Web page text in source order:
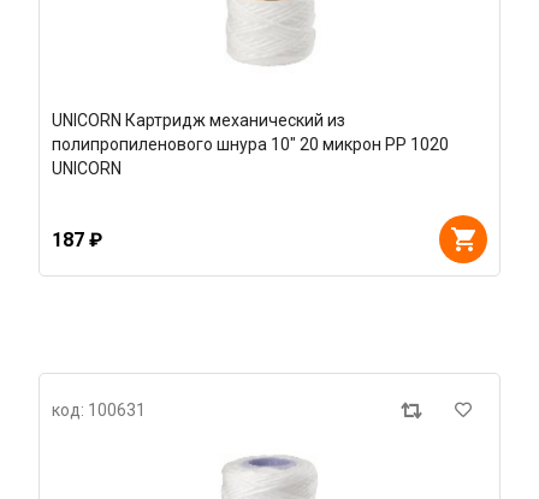
UNICORN Картридж механический из
полипропиленового шнура 10" 20 микрон РР 1020
UNICORN
187 ₽
код: 100631